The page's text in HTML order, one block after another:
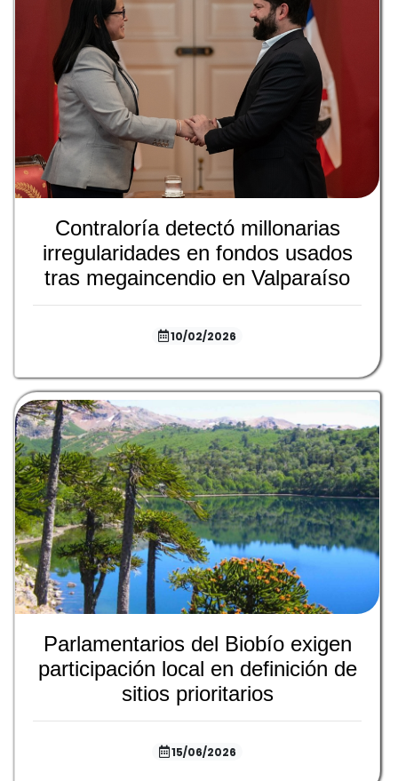
Contraloría detectó millonarias
irregularidades en fondos usados
tras megaincendio en Valparaíso
10/02/2026
Parlamentarios del Biobío exigen
participación local en definición de
sitios prioritarios
15/06/2026